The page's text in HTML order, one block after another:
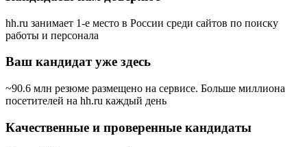
hh.ru занимает 1-е место в России среди сайтов по поиску
работы и персонала
Ваш кандидат уже здесь
~90.6 млн резюме размещено на сервисе. Больше миллиона
посетителей на hh.ru каждый день
Качественные и проверенные кандидаты